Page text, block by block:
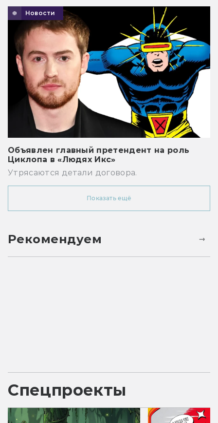
Новости
Объявлен главный претендент на роль
Циклопа в «Людях Икс»
Утрясаются детали договора.
Показать ещё
Рекомендуем
Спецпроекты